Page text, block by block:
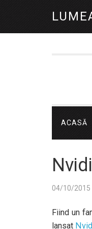
ACASĂ
04/10/2015
Fiind un
lansat